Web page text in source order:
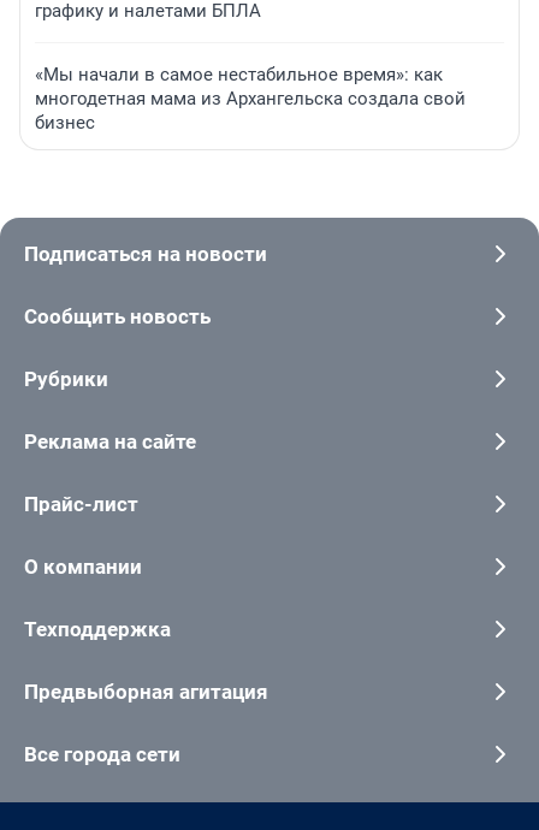
графику и налетами БПЛА
«Мы начали в самое нестабильное время»: как
многодетная мама из Архангельска создала свой
бизнес
Подписаться на новости
Сообщить новость
Рубрики
Реклама на сайте
Прайс-лист
О компании
Техподдержка
Предвыборная агитация
Все города сети